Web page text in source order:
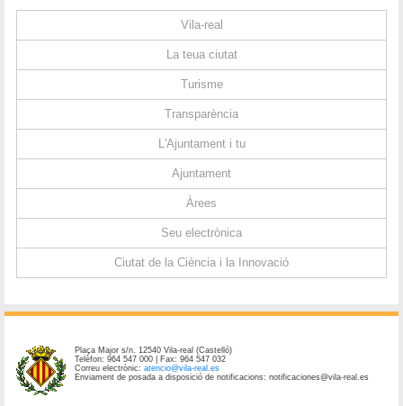
Vila-real
La teua ciutat
Turisme
Transparència
L'Ajuntament i tu
Ajuntament
Àrees
Seu electrònica
Ciutat de la Ciència i la Innovació
Plaça Major s/n. 12540 Vila-real (Castelló)
Telèfon: 964 547 000 | Fax: 964 547 032
Correu electrònic:atencio@vila-real.es
Enviament de posada a disposició de notificacions: notificaciones@vila-real.es